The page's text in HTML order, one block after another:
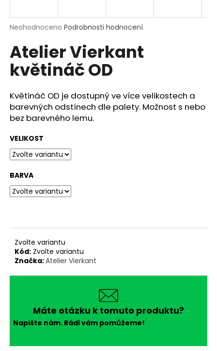
Průměrné
produktu
je
0,0
hvězdiček.
Neohodnoceno Podrobnosti hodnocení
Atelier Vierkant
květináč OD
Květináč OD je dostupný ve více velikostech a
barevných odstínech dle palety. Možnost s nebo
bez barevného lemu.
VELIKOST
BARVA
Zvolte variantu
Kód: Zvolte variantu
Značka:Atelier Vierkant
Máte otázku k tomuto produktu?
Napište nám. Rádi vám pomůžeme!
j
t
?
HLEDAT
D
p
o
r
u
e
m
e